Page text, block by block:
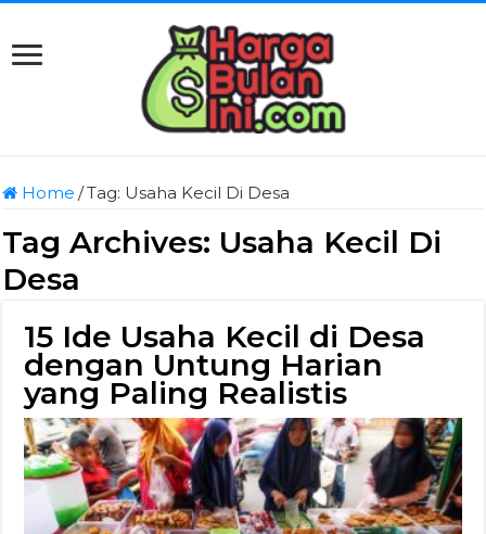
Home /Tag: Usaha Kecil Di Desa
Tag Archives: Usaha Kecil Di
Desa
15 Ide Usaha Kecil di Desa
dengan Untung Harian
yang Paling Realistis